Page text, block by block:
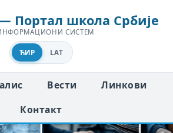
Портал школа Србије
СИСТЕМ
ЋИР LAT
Вести
Линкови
Контакт